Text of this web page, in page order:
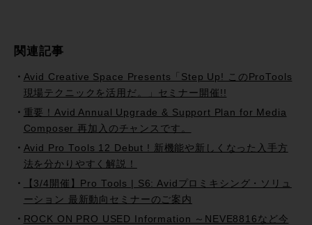
関連記事
Avid Creative Space Presents「Step Up! このProTools
現場テクニックを活用だ。」セミナー開催!!
重要！Avid Annual Upgrade & Support Plan for Media
Composer 再加入のチャンスです。
Avid Pro Tools 12 Debut ! 新機能や新しくなった入手方
法を分かりやすく解説！
【3/4開催】Pro Tools | S6: Avidプロミキシング・ソリュ
ーション 最新動向セミナーのご案内
ROCK ON PRO USED Information ～NEVE8816など今